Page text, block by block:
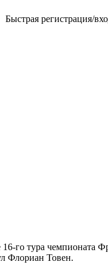
Быстрая регистрация/
16-го тура чемпионата
Флориан Товен.